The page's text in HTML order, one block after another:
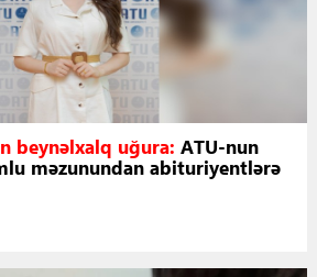
beynəlxalq uğura: ATU-nun
məzunundan abituriyentlərə